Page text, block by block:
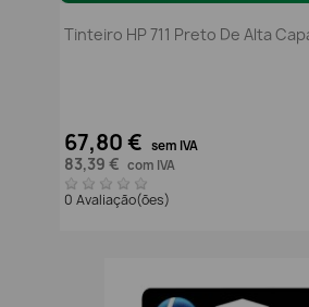
Tinteiro HP 711 Preto De Alta
67,80 € sem IVA
83,39 € com IVA
0 Avaliação(ões)